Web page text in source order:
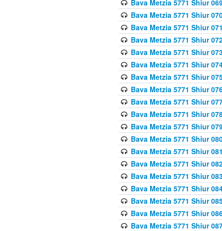
Bava Metzia 5771 Shiur
Bava Metzia 5771 Shiur
Bava Metzia 5771 Shiur
Bava Metzia 5771 Shiur
Bava Metzia 5771 Shiur
Bava Metzia 5771 Shiur
Bava Metzia 5771 Shiur
Bava Metzia 5771 Shiur
Bava Metzia 5771 Shiur
Bava Metzia 5771 Shiur
Bava Metzia 5771 Shiur
Bava Metzia 5771 Shiur
Bava Metzia 5771 Shiur
Bava Metzia 5771 Shiur
Bava Metzia 5771 Shiur
Bava Metzia 5771 Shiur
Bava Metzia 5771 Shiur
Bava Metzia 5771 Shiur
Bava Metzia 5771 Shiur